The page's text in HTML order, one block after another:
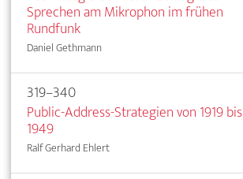
Sprechen am Mikrophon im frühen
Rundfunk
Daniel Gethmann
319–340
Public-Address-Strategien von 1919 bis
1949
Ralf Gerhard Ehlert